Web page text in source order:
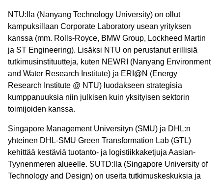
NTU:lla (Nanyang Technology University) on ollut
kampuksillaan Corporate Laboratory usean yrityksen
kanssa (mm. Rolls-Royce, BMW Group, Lockheed Martin
ja ST Engineering). Lisäksi NTU on perustanut erillisiä
tutkimusinstituutteja, kuten NEWRI (Nanyang Environment
and Water Research Institute) ja ERI@N (Energy
Research Institute @ NTU) luodakseen strategisia
kumppanuuksia niin julkisen kuin yksityisen sektorin
toimijoiden kanssa.
Singapore Management Universityn (SMU) ja DHL:n
yhteinen DHL-SMU Green Transformation Lab (GTL)
kehittää kestäviä tuotanto- ja logistiikkaketjuja Aasian-
Tyynenmeren alueelle. SUTD:lla (Singapore University of
Technology and Design) on useita tutkimuskeskuksia ja